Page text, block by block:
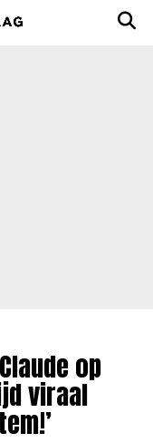
op
viraal